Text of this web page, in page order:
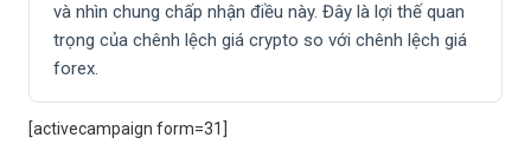
và nhìn chung chấp nhận điều này. Đây là lợi thế quan
trọng của chênh lệch giá crypto so với chênh lệch giá
forex.
[activecampaign form=31]